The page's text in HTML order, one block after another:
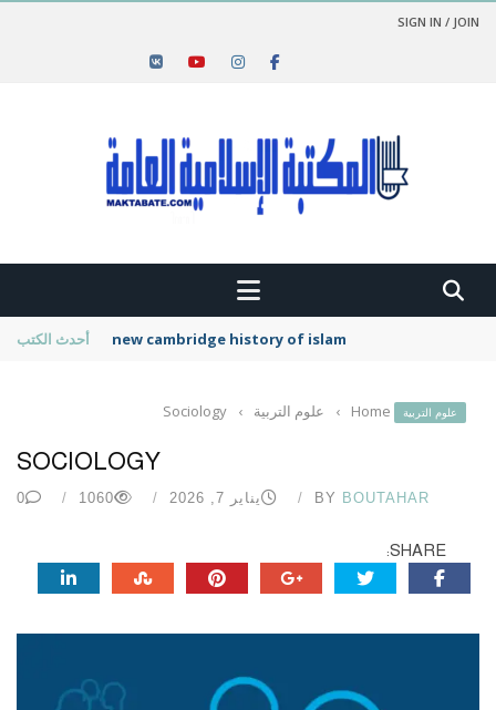
SIGN IN / JOIN
أحدث الكتب new cambridge history of islam
علوم التربية Home
› علوم التربية ›
Sociology
SOCIOLOGY
BY BOUTAHAR يناير 7, 2026 1060
0
SHARE: